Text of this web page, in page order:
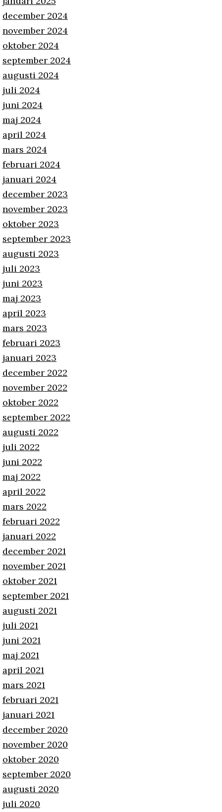
december 2024
november 2024
oktober 2024
september 2024
augusti 2024
juli 2024
juni 2024
maj 2024
april 2024
mars 2024
februari 2024
januari 2024
december 2023
november 2023
oktober 2023
september 2023
augusti 2023
juli 2023
juni 2023
maj 2023
april 2023
mars 2023
februari 2023
januari 2023
december 2022
november 2022
oktober 2022
september 2022
augusti 2022
juli 2022
juni 2022
maj 2022
april 2022
mars 2022
februari 2022
januari 2022
december 2021
november 2021
oktober 2021
september 2021
augusti 2021
juli 2021
juni 2021
maj 2021
april 2021
mars 2021
februari 2021
januari 2021
december 2020
november 2020
oktober 2020
september 2020
augusti 2020
juli 2020